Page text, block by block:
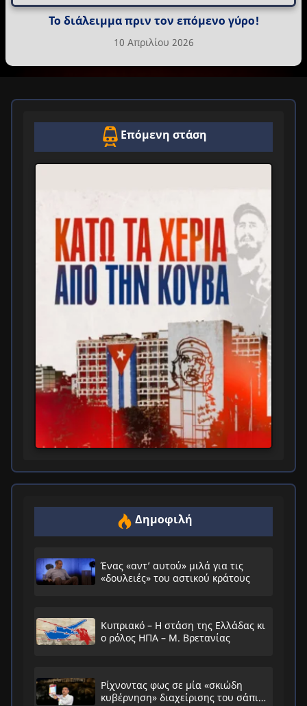
Το διάλειμμα πριν τον επόμενο γύρο!
10 Απριλίου 2026
Επόμενη στάση
Δημοφιλή
Ένας «αντ’ αυτού» μιλά για τις
«δουλειές» του αστικού κράτους
Κυπριακό – Η στάση της Ελλάδας κι
ο ρόλος ΗΠΑ – Μ. Βρετανίας
Ρίχνοντας φως σε μία «σκιώδη
κυβέρνηση» διαχείρισης του σάπιου